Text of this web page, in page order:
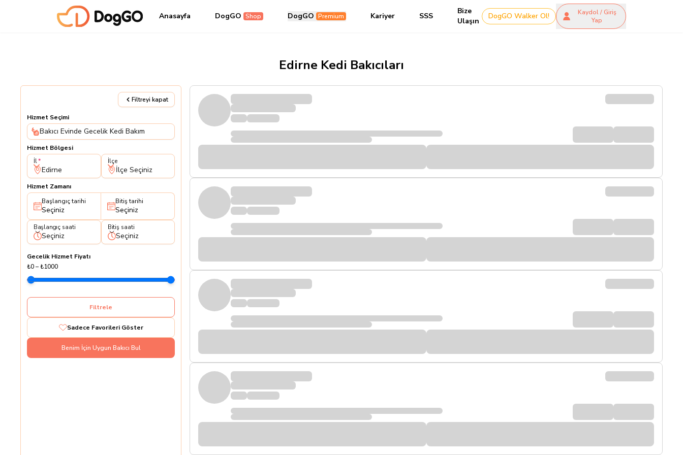
Anasayfa DogGO Shop DogGO Premium Kariyer SSS
Bize
Ulaşın
DogGO Walker Ol!
Kaydol / Giriş
Yap
Edirne Kedi Bakıcıları
Filtreyi kapat
Hizmet Seçimi
Bakıcı Evinde Gecelik Kedi Bakım
Hizmet Bölgesi
İl İl
Edirne
İlçeİlçe
İlçe Seçiniz
Hizmet Zamanı
Başlangıç tarihi
Seçiniz
Bitiş tarihi
Seçiniz
Başlangıç saati
Başlangıç saati
Seçiniz
Bitiş saati
Bitiş saati
Seçiniz
Gecelik Hizmet Fiyatı
₺0–₺1000
Filtrele
Sadece Favorileri Göster
Benim İçin Uygun Bakıcı Bul